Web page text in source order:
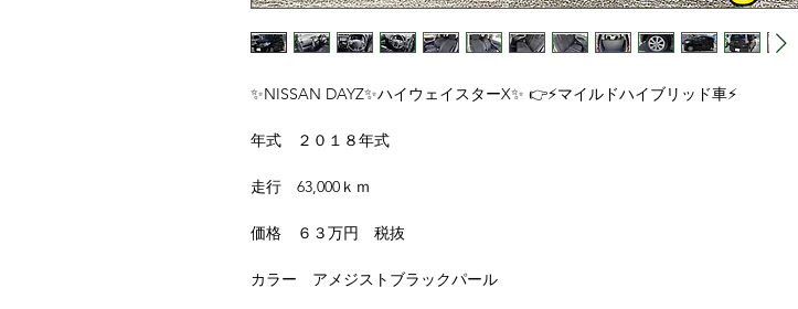
✨NISSAN DAYZ✨ハイウェイスターX✨ 👉⚡マイルドハイブリッド車⚡
年式 ２０１８年式
走行 63,000ｋｍ
価格 ６３万円 税抜
カラー アメジストブラックパール